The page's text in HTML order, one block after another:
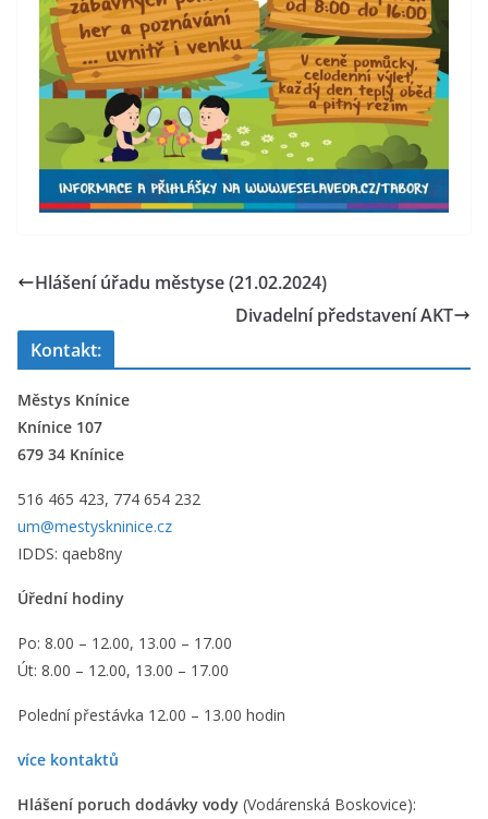
Hlášení úřadu městyse (21.02.2024)
Divadelní představení AKT
Kontakt:
Městys Knínice
Knínice 107
679 34 Knínice
516 465 423, 774 654 232
um@mestyskninice.cz
IDDS: qaeb8ny
Úřední hodiny
Po: 8.00 – 12.00, 13.00 – 17.00
Út: 8.00 – 12.00, 13.00 – 17.00
Polední přestávka 12.00 – 13.00 hodin
více kontaktů
Hlášení poruch dodávky vody (Vodárenská Boskovice):